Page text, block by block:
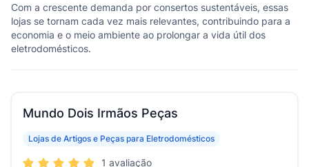
Com a crescente demanda por consertos sustentáveis, essas
lojas se tornam cada vez mais relevantes, contribuindo para a
economia e o meio ambiente ao prolongar a vida útil dos
eletrodomésticos.
Mundo Dois Irmãos Peças
Lojas de Artigos e Peças para Eletrodomésticos
1 avaliação